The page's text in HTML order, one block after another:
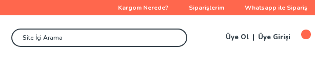
Kargom Nerede? Siparişlerim Whatsapp ile Sipariş
Üye Ol Üye Girişi